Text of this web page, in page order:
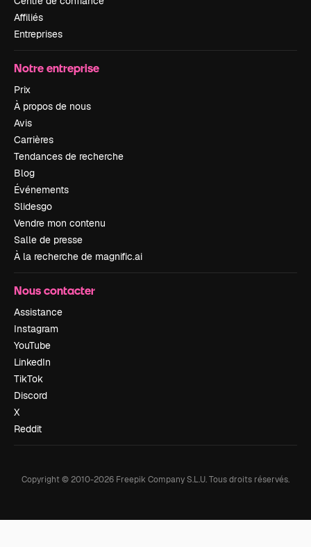
Affiliés
Entreprises
Notre entreprise
Prix
À propos de nous
Avis
Carrières
Tendances de recherche
Blog
Événements
Slidesgo
Vendre mon contenu
Salle de presse
À la recherche de magnific.ai
Nous contacter
Assistance
Instagram
YouTube
LinkedIn
TikTok
Discord
X
Reddit
Copyright © 2010-2026 Freepik Company S.L.U.Tous droits réservés.